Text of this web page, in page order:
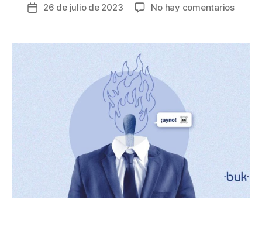
Fecha
entrada
26 de julio de 2023 No hay comentariosen
más
a